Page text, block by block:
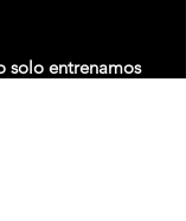
solo entrenamos